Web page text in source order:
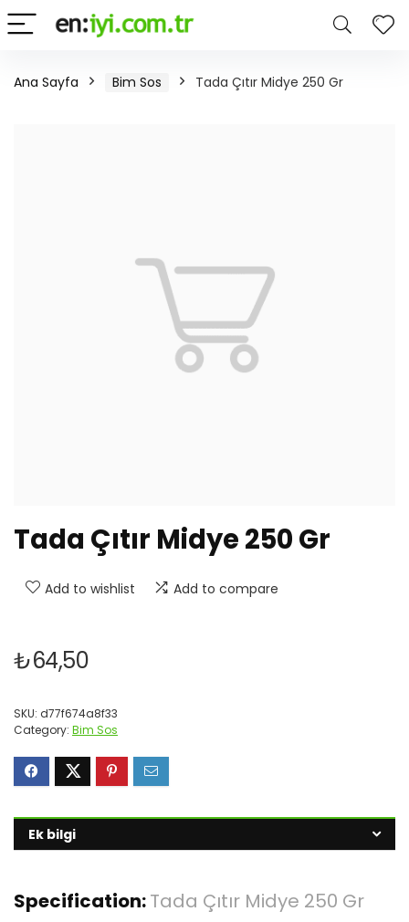
Ana Sayfa Bim Sos Tada Çıtır Midye 250 Gr
Tada Çıtır Midye 250 Gr
Add to wishlist Add to compare
₺64,50
SKU: d77f674a8f33
Category: Bim Sos
Ek bilgi
Specification:Tada Çıtır Midye 250 Gr